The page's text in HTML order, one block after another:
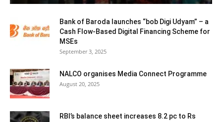
Bank of Baroda launches “bob Digi Udyam” – a
Cash Flow-Based Digital Financing Scheme for
MSEs
September 3, 2025
NALCO organises Media Connect Programme
August 20, 2025
RBI’s balance sheet increases 8.2 pc to Rs